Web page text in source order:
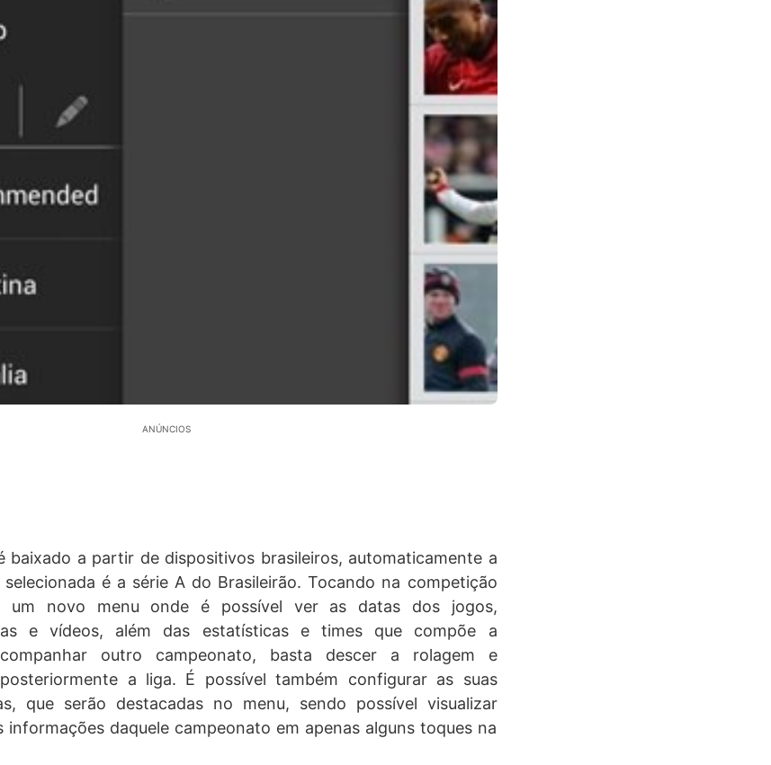
ANÚNCIOS
baixado a partir de dispositivos brasileiros, automaticamente a
é a série A do Brasileirão. Tocando na competição
um novo menu onde é possível ver as datas dos jogos,
e vídeos, além das estatísticas e times que compõe a
outro campeonato, basta descer a rolagem e
a liga. É possível também configurar as suas
que serão destacadas no menu, sendo possível visualizar
informações daquele campeonato em apenas alguns toques na